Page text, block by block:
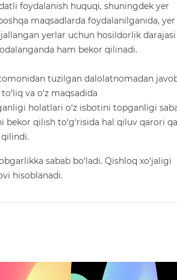
foydalanish huquqi, shuningdek yer
maqsadlarda foydalanilganida, yer
yerlar uchun hosildorlik
ham bekor qilinadi.
tuzilgan dalolatnomadan
va o‘z maqsadida
holatlari o‘z isbotini topganligi
qilish to‘g‘risida hal qiluv qarori
sabab bo‘ladi. Qishloq xo‘jaligi
hisoblanadi.